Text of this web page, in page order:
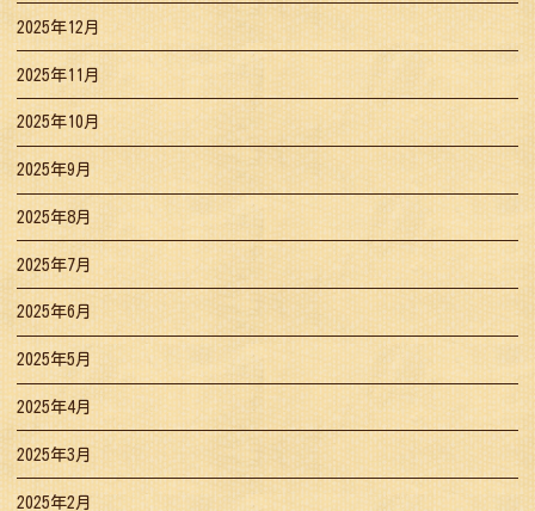
2025年12月
2025年11月
2025年10月
2025年9月
2025年8月
2025年7月
2025年6月
2025年5月
2025年4月
2025年3月
2025年2月